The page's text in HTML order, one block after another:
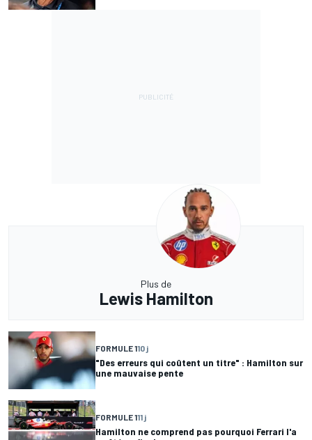
Plus de
Lewis Hamilton
FORMULE 110 j
"Des erreurs qui coûtent un titre" : Hamilton sur
une mauvaise pente
FORMULE 111 j
Hamilton ne comprend pas pourquoi Ferrari l'a